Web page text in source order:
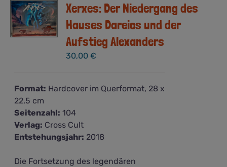
Xerxes: Der Niedergang des
Hauses Dareios und der
Aufstieg Alexanders
30,00€
Format: Hardcover im Querformat, 28 x
22,5 cm
Seitenzahl: 104
Verlag: Cross Cult
Entstehungsjahr: 2018
Die Fortsetzung des legendären